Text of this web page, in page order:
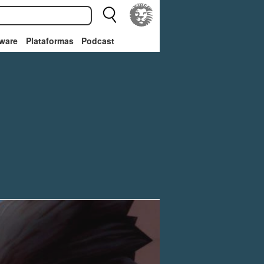
Plataformas Podcast